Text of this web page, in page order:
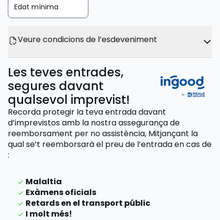
Edat mínima
Veure condicions de l’esdeveniment
Les teves entrades,
segures davant
qualsevol imprevist!
Recorda protegir la teva entrada davant
d’imprevistos amb la nostra assegurança de
reemborsament per no assistència, Mitjançant la
qual se’t reemborsarà el preu de l’entradaen cas de
:
Malaltia
Exàmens oficials
Retards en el transport públic
I molt més!